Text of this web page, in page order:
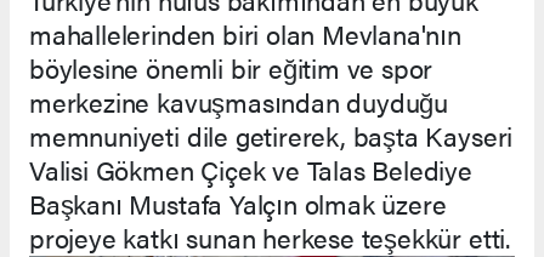
mahallelerinden biri olan Mevlana'nın
böylesine önemli bir eğitim ve spor
merkezine kavuşmasından duyduğu
memnuniyeti dile getirerek, başta Kayseri
Valisi Gökmen Çiçek ve Talas Belediye
Başkanı Mustafa Yalçın olmak üzere
projeye katkı sunan herkese teşekkür etti.